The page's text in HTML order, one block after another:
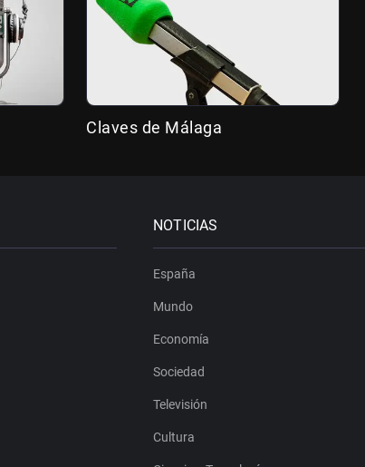
Claves de Málaga
NOTICIAS
España
Mundo
Economía
Sociedad
Televisión
Cultura